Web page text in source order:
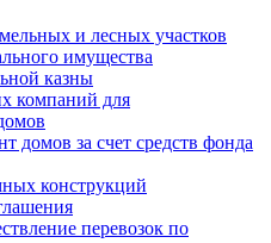
и лесных участков
имущества
казны
компаний для
домов за счет средств фонда
конструкций
перевозок по